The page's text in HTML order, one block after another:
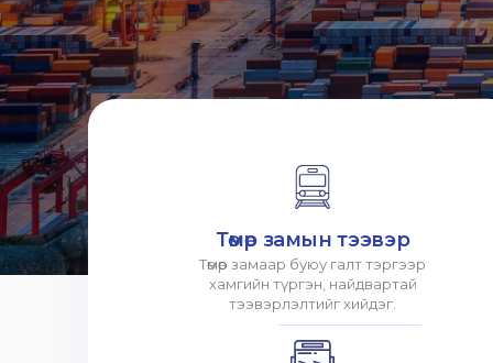
Төмөр замын тээвэр
Төмөр замаар буюу галт тэргээр
хамгийн түргэн, найдвартай
тээвэрлэлтийг хийдэг.